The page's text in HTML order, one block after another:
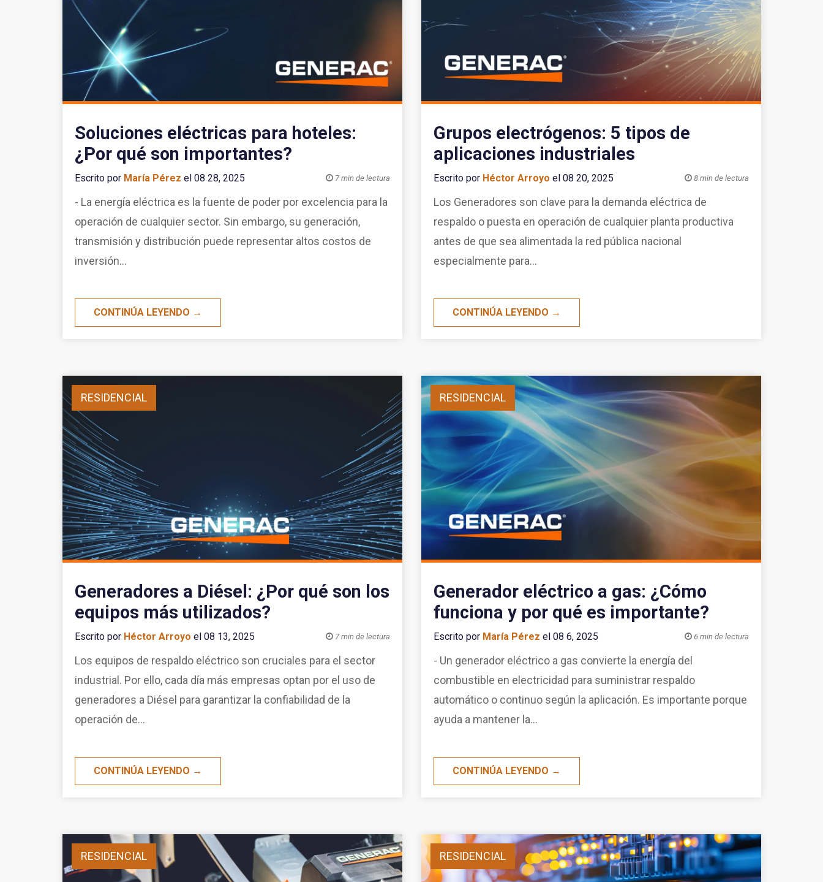
Soluciones eléctricas para hoteles:
¿Por qué son importantes?
 7 min de lectura
Escrito por María Pérez el 08 28, 2025
- La energía eléctrica es la fuente de poder por excelencia para la
operación de cualquier sector. Sin embargo, su generación,
transmisión y distribución puede representar altos costos de
inversión...
CONTINÚA LEYENDO →
Grupos electrógenos: 5 tipos de
aplicaciones industriales
 8 min de lectura
Escrito por Héctor Arroyo el 08 20, 2025
Los Generadores son clave para la demanda eléctrica de
respaldo o puesta en operación de cualquier planta productiva
antes de que sea alimentada la red pública nacional
especialmente para...
CONTINÚA LEYENDO →
RESIDENCIAL
Generadores a Diésel: ¿Por qué son los
equipos más utilizados?
 7 min de lectura
Escrito por Héctor Arroyo el 08 13, 2025
Los equipos de respaldo eléctrico son cruciales para el sector
industrial. Por ello, cada día más empresas optan por el uso de
generadores a Diésel para garantizar la confiabilidad de la
operación de...
CONTINÚA LEYENDO →
RESIDENCIAL
Generador eléctrico a gas: ¿Cómo
funciona y por qué es importante?
 6 min de lectura
Escrito por María Pérez el 08 6, 2025
- Un generador eléctrico a gas convierte la energía del
combustible en electricidad para suministrar respaldo
automático o continuo según la aplicación. Es importante porque
ayuda a mantener la...
CONTINÚA LEYENDO →
RESIDENCIAL RESIDENCIAL